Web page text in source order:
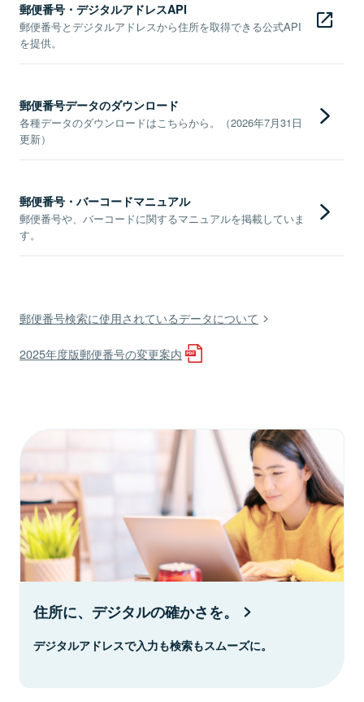
郵便番号・デジタルアドレスAPI
郵便番号とデジタルアドレスから住所を取得できる公式API
を提供。
郵便番号データのダウンロード
各種データのダウンロードはこちらから。（2026年7月31日
更新）
郵便番号・バーコードマニュアル
郵便番号や、バーコードに関するマニュアルを掲載していま
す。
郵便番号検索に使用されているデータについて
2025年度版郵便番号の変更案内
住所に、デジタルの確かさを。
デジタルアドレスで入力も検索もスムーズに。